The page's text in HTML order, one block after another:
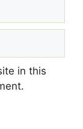
in this